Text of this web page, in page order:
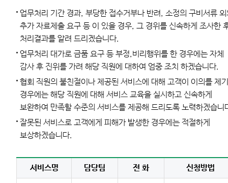
업무처리 기간 경과, 부당한 접수거부나 반려, 소정의 구비서류
추가 자료제출 요구 등 이 있을 경우, 그 경위를 신속하게 조사한
처리결과를 알려 드리겠습니다.
업무처리 대가로 금품 요구 등 부정,비리행위를 한 경우에는 자체
감사 후 진위를 가려 해당 직원에 대하여 엄중 조치 하겠습니다.
협회 직원의 불친절이나 제공된 서비스에 대해 고객이 이의를 제
경우에는 해당 직원에 대해 서비스 교육을 실시하고 신속하게
보완하여 만족할 수준의 서비스를 제공해 드리도록 노력하겠습니
잘못된 서비스로 고객에게 피해가 발생한 경우에는 적절하게
보상하겠습니다.
서비스명 담당팀 전 화 신청방법